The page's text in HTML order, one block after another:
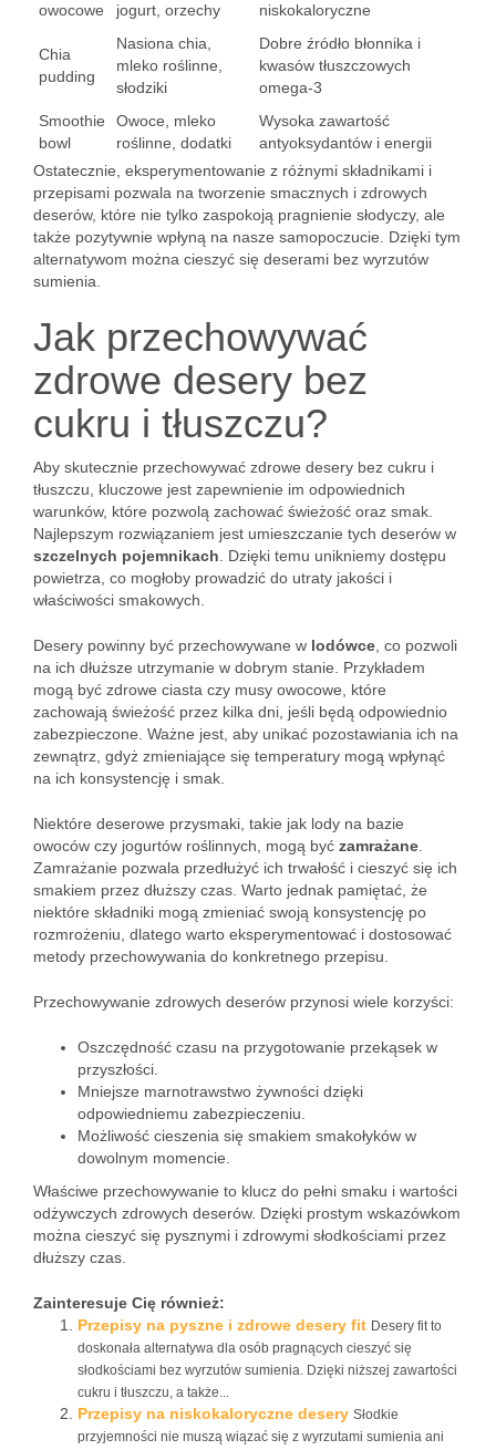
owocowe
jogurt, orzechy
niskokaloryczne
Chia
pudding
Nasiona chia,
mleko roślinne,
słodziki
Dobre źródło błonnika i
kwasów tłuszczowych
omega-3
Smoothie
bowl
Owoce, mleko
roślinne, dodatki
Wysoka zawartość
antyoksydantów i energii
Ostatecznie, eksperymentowanie z różnymi składnikami i
przepisami pozwala na tworzenie smacznych i zdrowych
deserów, które nie tylko zaspokoją pragnienie słodyczy, ale
także pozytywnie wpłyną na nasze samopoczucie. Dzięki tym
alternatywom można cieszyć się deserami bez wyrzutów
sumienia.
Jak przechowywać
zdrowe desery bez
cukru i tłuszczu?
Aby skutecznie przechowywać zdrowe desery bez cukru i
tłuszczu, kluczowe jest zapewnienie im odpowiednich
warunków, które pozwolą zachować świeżość oraz smak.
Najlepszym rozwiązaniem jest umieszczanie tych deserów w
szczelnych pojemnikach . Dzięki temu unikniemy dostępu
powietrza, co mogłoby prowadzić do utraty jakości i
właściwości smakowych.
Desery powinny być przechowywane w lodówce , co pozwoli
na ich dłuższe utrzymanie w dobrym stanie. Przykładem
mogą być zdrowe ciasta czy musy owocowe, które
zachowają świeżość przez kilka dni, jeśli będą odpowiednio
zabezpieczone. Ważne jest, aby unikać pozostawiania ich na
zewnątrz, gdyż zmieniające się temperatury mogą wpłynąć
na ich konsystencję i smak.
Niektóre deserowe przysmaki, takie jak lody na bazie
owoców czy jogurtów roślinnych, mogą być zamrażane
Zamrażanie pozwala przedłużyć ich trwałość i cieszyć się ich
smakiem przez dłuższy czas. Warto jednak pamiętać, że
niektóre składniki mogą zmieniać swoją konsystencję po
rozmrożeniu, dlatego warto eksperymentować i dostosować
metody przechowywania do konkretnego przepisu.
Przechowywanie zdrowych deserów przynosi wiele korzyści:
Oszczędność czasu na przygotowanie przekąsek w
przyszłości.
Mniejsze marnotrawstwo żywności dzięki
odpowiedniemu zabezpieczeniu.
Możliwość cieszenia się smakiem smakołyków w
dowolnym momencie.
Właściwe przechowywanie to klucz do pełni smaku i wartości
odżywczych zdrowych deserów. Dzięki prostym wskazówkom
można cieszyć się pysznymi i zdrowymi słodkościami przez
dłuższy czas.
Zainteresuje Cię również:
Przepisy na pyszne i zdrowe desery fit Desery fit to
doskonała alternatywa dla osób pragnących cieszyć się
słodkościami bez wyrzutów sumienia. Dzięki niższej zawartości
cukru i tłuszczu, a także...
Przepisy na niskokaloryczne desery Słodkie
przyjemności nie muszą wiązać się z wyrzutami sumienia ani